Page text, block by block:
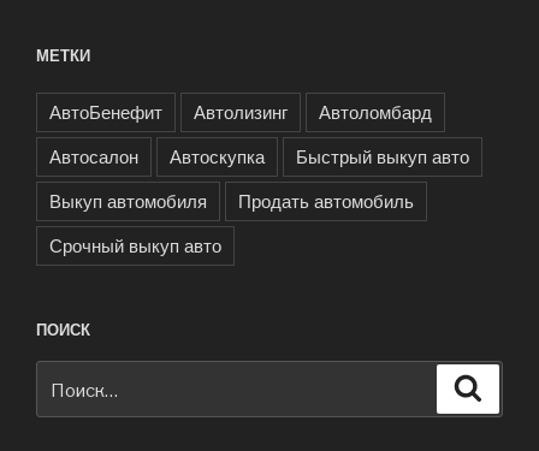
МЕТКИ
АвтоБенефит Автолизинг
Автоломбард
Автосалон
Автоскупка
Быстрый выкуп авто
Выкуп автомобиля
Продать автомобиль
Срочный выкуп авто
ПОИСК